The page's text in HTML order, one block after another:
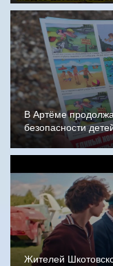
В Артёме
безопасности
Жителей